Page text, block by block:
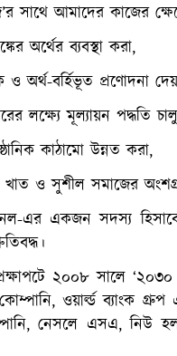
সাথে আমাদের কাজের
অর্থের ব্যবস্থা করা,
অর্থ-বর্হিভূত প্রণোদনা
লক্ষ্যে মূল্যায়ন পদ্ধতি
কাঠামো উন্নত করা,
ও সুশীল সমাজের
এর একজন সদস্য
২০০৮ সালে
ওয়ার্ল্ড ব্যাংক
নেসলে এসএ, নিউ